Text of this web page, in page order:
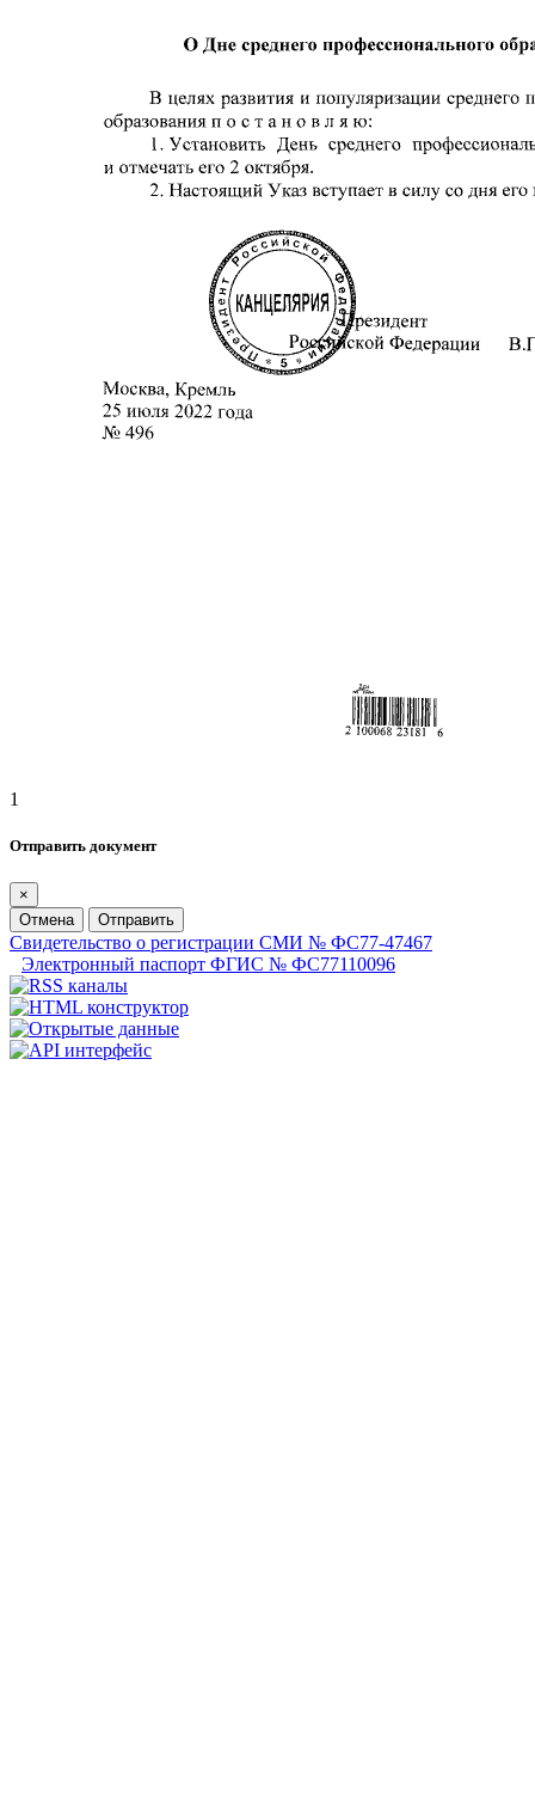
1
Отправить документ
×
Отмена
Отправить
Свидетельство о регистрации СМИ № ФС77-47467
Электронный паспорт ФГИС № ФС77110096